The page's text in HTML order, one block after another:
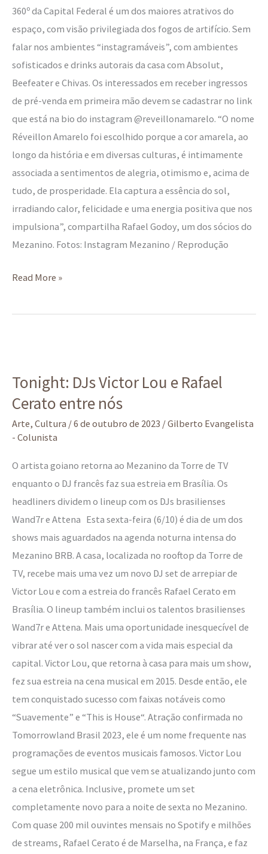
360º da Capital Federal é um dos maiores atrativos do
espaço, com visão privilegiada dos fogos de artifício. Sem
falar nos ambientes “instagramáveis”, com ambientes
sofisticados e drinks autorais da casa com Absolut,
Beefeater e Chivas. Os interessados em receber ingressos
de pré-venda em primeira mão devem se cadastrar no link
que está na bio do instagram @reveillonamarelo. “O nome
Réveillon Amarelo foi escolhido porque a cor amarela, ao
longo da história e em diversas culturas, é intimamente
associada a sentimentos de alegria, otimismo e, acima de
tudo, de prosperidade. Ela captura a essência do sol,
irradiando calor, felicidade e uma energia positiva que nos
impulsiona”, compartilha Rafael Godoy, um dos sócios do
Mezanino. Fotos: Instagram Mezanino / Reprodução
Read More »
Tonight: DJs Victor Lou e Rafael
Cerato entre nós
Arte, Cultura /6 de outubro de 2023 /Gilberto Evangelista
- Colunista
O artista goiano retorna ao Mezanino da Torre de TV
enquanto o DJ francês faz sua estreia em Brasília. Os
headliners dividem o lineup com os DJs brasilienses
Wand7r e Attena Esta sexta-feira (6/10) é dia de um dos
shows mais aguardados na agenda noturna intensa do
Mezanino BRB. A casa, localizada no rooftop da Torre de
TV, recebe mais uma vez um novo DJ set de arrepiar de
Victor Lou e com a estreia do francês Rafael Cerato em
Brasília. O lineup também inclui os talentos brasilienses
Wand7r e Attena. Mais uma oportunidade inesquecível de
vibrar até ver o sol nascer com a vida mais especial da
capital. Victor Lou, que retorna à casa para mais um show,
fez sua estreia na cena musical em 2015. Desde então, ele
tem conquistado sucesso com faixas notáveis como
“Suavemente” e “This is House“. Atração confirmada no
Tomorrowland Brasil 2023, ele é um nome frequente nas
programações de eventos musicais famosos. Victor Lou
segue um estilo musical que vem se atualizando junto com
a cena eletrônica. Inclusive, promete um set
completamente novo para a noite de sexta no Mezanino.
Com quase 200 mil ouvintes mensais no Spotify e milhões
de streams, Rafael Cerato é de Marselha, na França, e faz
Victor
Lou
e
Rafael
entre
nós